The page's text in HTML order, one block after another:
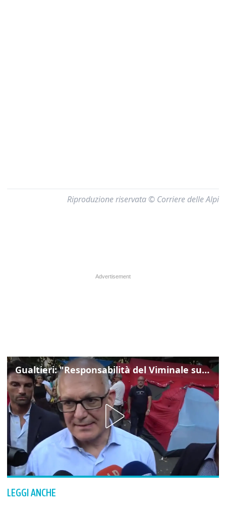
Riproduzione riservata © Corriere delle Alpi
Gualtieri: "Responsabilità del Viminale su Spin Time? La posizione dei partiti è nota"
LEGGI ANCHE